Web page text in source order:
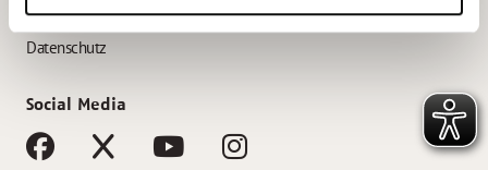
Impressum
Datenschutz
Social Media